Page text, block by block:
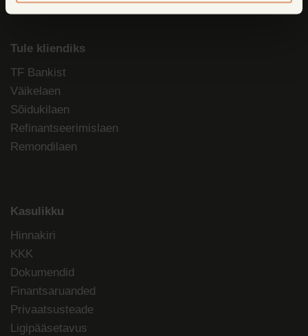
Tule kliendiks
TF Bankist
Väikelaen
Sõidukilaen
Refinantseerimislaen
Remondilaen
Kasulikku
Hinnakiri
KKK
Dokumendid
Finantsaruanded
Privaatsusteade
Ligipääsetavus